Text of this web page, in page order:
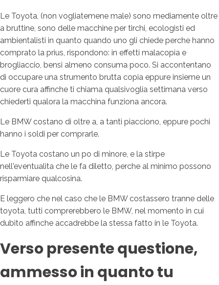
Le Toyota, (non vogliatemene male) sono mediamente oltre
a bruttine, sono delle macchine per tirchi, ecologisti ed
ambientalisti in quanto quando uno gli chiede perche hanno
comprato la prius, rispondono: in effetti malacopia e
brogliaccio, bensi almeno consuma poco. Si accontentano
di occupare una strumento brutta copia eppure insieme un
cuore cura affinche ti chiama qualsivoglia settimana verso
chiederti qualora la macchina funziona ancora.
Le BMW costano di oltre a, a tanti piacciono, eppure pochi
hanno i soldi per comprarle.
Le Toyota costano un po di minore, e la stirpe
nell'eventualita che le fa diletto, perche al minimo possono
risparmiare qualcosina.
E leggero che nel caso che le BMW costassero tranne delle
toyota, tutti comprerebbero le BMW, nel momento in cui
dubito affinche accadrebbe la stessa fatto in le Toyota.
Verso presente questione,
ammesso in quanto tu